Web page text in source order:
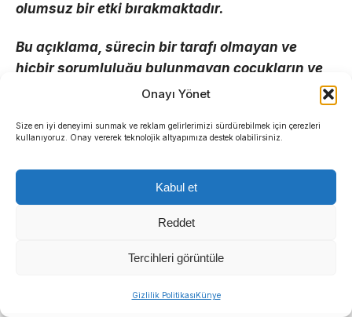
Onayı Yönet
Size en iyi deneyimi sunmak ve reklam gelirlerimizi sürdürebilmek için çerezleri
kullanıyoruz. Onay vererek teknolojik altyapımıza destek olabilirsiniz.
Kabul et
Reddet
Tercihleri görüntüle
Gizlilik PolitikasıKünye
olumsuz bir etki bırakmaktadır.
Bu açıklama, sürecin bir tarafı olmayan ve
hiçbir sorumluluğu bulunmayan çocukların ve
ailenin bu durumdan zarar görmemesi
yapılmaktadır. Zaten biri dört diğeri on bir
sonuna kadar şafak operasyonu ile evlerinin
darmadağın edilişini, babalarının gözlerinin
önünde gözaltına alındığı gerçeği ve travması
YAYIN YASAĞI TALEBİ